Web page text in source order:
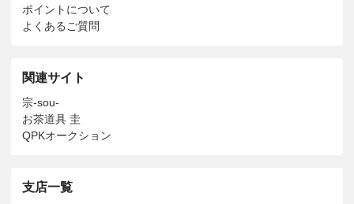
ポイントについて
よくあるご質問
関連サイト
宗-sou-
お茶道具 圭
QPKオークション
支店一覧